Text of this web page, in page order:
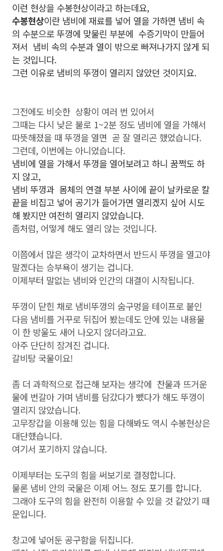
이런 현상을 수봉현상이라고 하는데요,
수봉현상이란 냄비에 재료를 넣어 열을 가하면 냄비 속
의 수분으로 뚜껑에 맞물린 부분에 수증기막이 만들어
져서 냄비 속의 수분과 열이 밖으로 빠져나가지 않게 되
는 것입니다.
그런 이유로 냄비의 뚜껑이 열리지 않았던 것이지요.
그전에도 비슷한 상황이 여러 번 있어서
그때는 다시 낮은 불로 1~2분 정도 냄비에 열을 가해서
따뜻해졌을 때 뚜껑을 열면 곧 잘 열리곤 했었습니다.
그런데, 이번에는 아니었습니다.
냄비에 열을 가해서 뚜껑을 열어보려고 하니 꿈쩍도 하
지 않고,
냄비 뚜껑과 몸체의 연결 부분 사이에 끝이 날카로운 칼
끝을 비집고 넣어 공기가 들어가면 열리겠지 싶어 시도
해 봤지만 여전히 열리지 않았습니다.
좀처럼, 어떻게 해도 열리 않는 것입니다.
이쯤에서 많은 생각이 교차하면서 반드시 뚜껑을 열고야
말겠다는 승부욕이 생기는 겁니다.
이제부터 말없는 냄비와 인간의 대결이 시작됩니다.
뚜껑이 닫힌 채로 냄비뚜껑의 숨구멍을 테이프로 붙인
다음 냄비를 거꾸로 뒤집어 봤는데도 안에 있는 내용물
이 한 방울도 새어 나오지 않더라고요.
아주 단단히 잠겨진 겁니다.
갈비탕 국물이요!
좀 더 과학적으로 접근해 보자는 생각에 찬물과 뜨거운
물에 번갈아 가며 냄비를 담갔다가 뺐다가 해도 뚜껑이
열리지 않았습니다.
고무장갑을 이용해 있는 힘을 다해봐도 역시 수봉현상은
대단했습니다.
여기서 포기하지 않습니다.
이제부터는 도구의 힘을 써보기로 결정합니다.
물론 냄비 안의 국물은 이제 어느 정도 포기를 합니다.
그래야 도구의 힘을 완전히 이용할 수 있을 것 같았기 때
문입니다.
창고에 넣어둔 공구함을 뒤집니다.